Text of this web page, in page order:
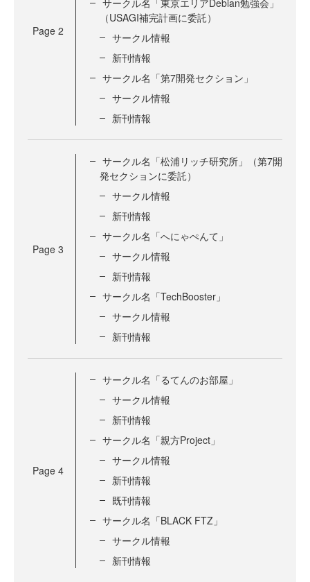
Page 2
サークル名「東京エリアDebian勉強会」
（USAGI補完計画に委託）
サークル情報
新刊情報
サークル名「第7開発セクション」
サークル情報
新刊情報
Page 3
サークル名「松浦リッチ研究所」（第7開
発セクションに委託）
サークル情報
新刊情報
サークル名「へにゃぺんて」
サークル情報
新刊情報
サークル名「TechBooster」
サークル情報
新刊情報
Page 4
サークル名「るてんのお部屋」
サークル情報
新刊情報
サークル名「親方Project」
サークル情報
新刊情報
既刊情報
サークル名「BLACK FTZ」
サークル情報
新刊情報